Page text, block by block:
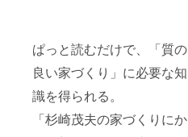
ぱっと読むだけで、「質の
良い家づくり」に必要な知
識を得られる。
「杉崎茂夫の家づくりにか